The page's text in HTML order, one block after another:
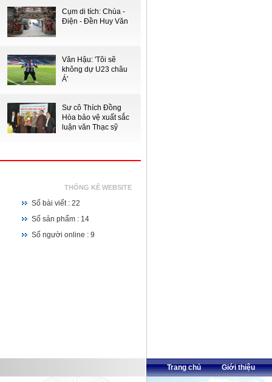
Cụm di tích: Chùa -
Điện - Đền Huy Văn
Văn Hậu: 'Tôi sẽ
không dự U23 châu
Á'
Sư cô Thích Đồng
Hòa bảo vệ xuất sắc
luận văn Thạc sỹ
THỐNG KÊ WEBSITE
Số bài viết : 22
Số sản phẩm : 14
Số người online : 9
Trang chủ Giới thiệu